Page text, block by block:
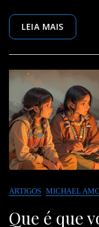
LEIA MAIS
ARTIGOS MICHAEL
Que é que